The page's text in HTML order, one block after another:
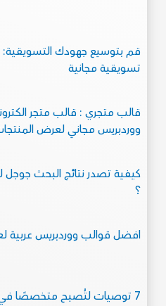
تسويقية مجانية
قالب متجري : قالب متجر
ووردبريس مجاني لعرض
كيفية تصدر نتائج البحث جوجل
؟
افضل قوالب ووردبريس عربية لعام
7 توصيات لتُصبح متخصصًا